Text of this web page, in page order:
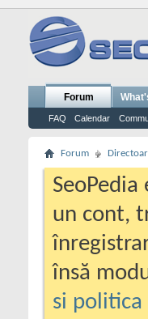
Forum
FAQ Calendar
Forum
un cont,
însă
si politica